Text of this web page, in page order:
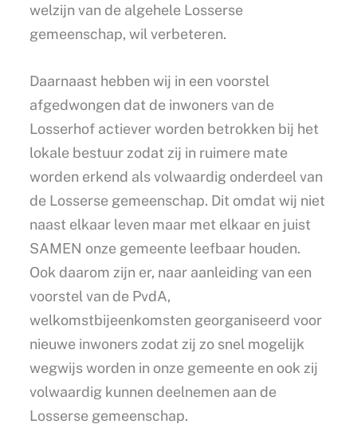
welzijn van de algehele Losserse
gemeenschap, wil verbeteren.
Daarnaast hebben wij in een voorstel
afgedwongen dat de inwoners van de
Losserhof actiever worden betrokken bij het
lokale bestuur zodat zij in ruimere mate
worden erkend als volwaardig onderdeel van
de Losserse gemeenschap. Dit omdat wij niet
naast elkaar leven maar met elkaar en juist
SAMEN onze gemeente leefbaar houden.
Ook daarom zijn er, naar aanleiding van een
voorstel van de PvdA,
welkomstbijeenkomsten georganiseerd voor
nieuwe inwoners zodat zij zo snel mogelijk
wegwijs worden in onze gemeente en ook zij
volwaardig kunnen deelnemen aan de
Losserse gemeenschap.